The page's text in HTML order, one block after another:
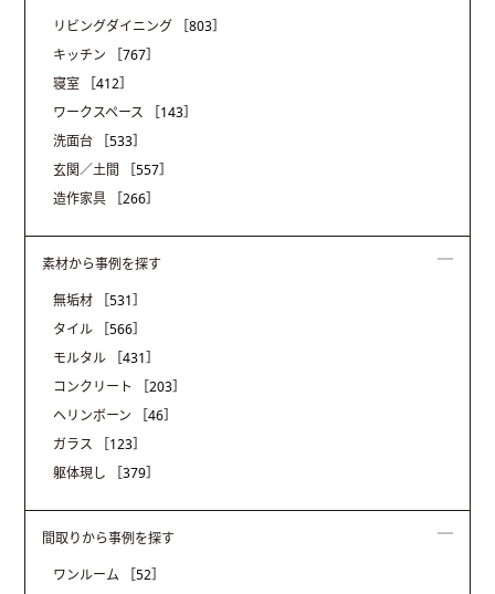
リビングダイニング
［803］
キッチン
［767］
寝室
［412］
ワークスペース
［143］
洗面台
［533］
玄関／土間
［557］
造作家具
［266］
素材から事例を探す
無垢材
［531］
タイル
［566］
モルタル
［431］
コンクリート
［203］
ヘリンボーン
［46］
ガラス
［123］
躯体現し
［379］
間取りから事例を探す
ワンルーム
［52］